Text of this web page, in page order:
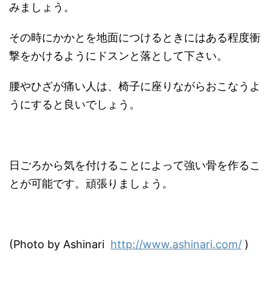
みましょう。
その時にかかとを地面につけるときにはある程度衝
撃をかけるようにドスンと落として下さい。
腰やひざが痛い人は、椅子に座りながらおこなうよ
うにすると良いでしょう。
日ごろから気を付けることによって強い骨を作るこ
とが可能です。頑張りましょう。
(Photo by Ashinari http://www.ashinari.com/ )